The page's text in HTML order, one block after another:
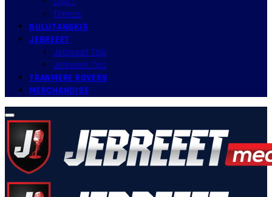
Timnas
BULUTANGKIS
JEBREEET
Jebreeet Talk
Jebreeet Tips
TRANMERE ROVERS
MERCHANDISE